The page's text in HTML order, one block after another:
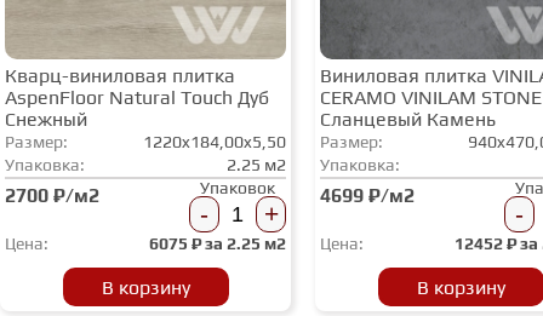
ФАНЕРА
МИНЕРАЛЬНО-КАМЕННЫЙ
ЛАМИНАТ MSPC
ЛАМИНАТ SWF
Кварц-виниловая плитка
AspenFloor Natural Touch Дуб
Снежный
Размер:
1220x184,00x5,50
Упаковка:
2.25 м2
2700 ₽/м2 Упаковок
- +
Цена: 6075 ₽ за 2.25 м2
В корзину
Виниловая плитка
CERAMO VINILAM
Сланцевый Камень
Размер:
Упаковка:
4699 ₽/м2
-
Цена: 12452₽ за
В корзину